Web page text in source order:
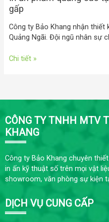
gấp
Công ty Bảo Khang nhận thiết
Quảng Ngãi. Đội ngũ nhân sự
Chi tiết »
CÔNG TY TNHH MTV
KHANG
Công ty Bảo Khang chuyên
in ấn kỹ thuật số trên mọi vật
showroom, văn phòng sự kiện
DỊCH VỤ CUNG CẤP